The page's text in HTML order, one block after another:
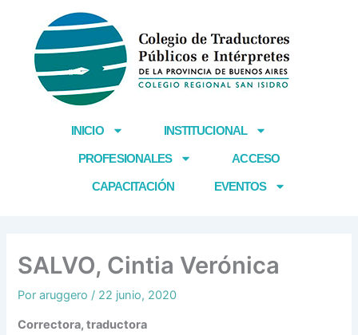
contenido
INICIO INSTITUCIONAL
PROFESIONALES ACCESO
CAPACITACIÓN EVENTOS
SALVO, Cintia Verónica
Poraruggero / 22 junio, 2020
Correctora, traductora